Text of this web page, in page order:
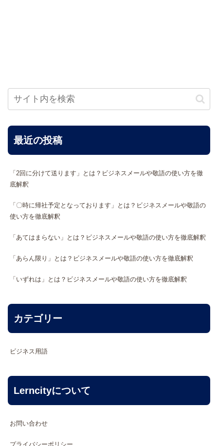
最近の投稿
「2回に分けて送ります」とは？ビジネスメールや敬語の使い方を徹
底解釈
「〇時に帰社予定となっております」とは？ビジネスメールや敬語の
使い方を徹底解釈
「あてはまらない」とは？ビジネスメールや敬語の使い方を徹底解釈
「あらん限り」とは？ビジネスメールや敬語の使い方を徹底解釈
「いずれは」とは？ビジネスメールや敬語の使い方を徹底解釈
カテゴリー
ビジネス用語
Lerncityについて
お問い合わせ
プライバシーポリシー